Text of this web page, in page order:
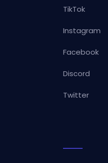
TikTok
Instagram
Facebook
Discord
Twitter